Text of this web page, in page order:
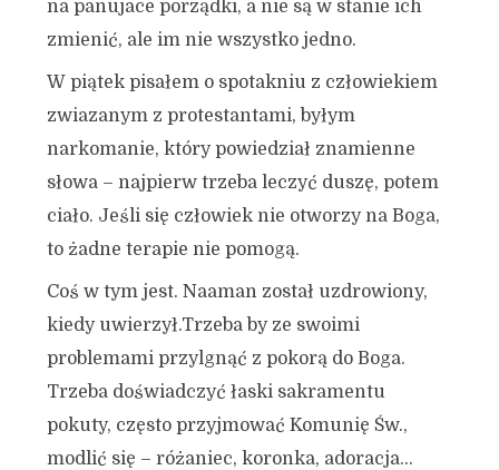
na panujace porządki, a nie są w stanie ich
zmienić, ale im nie wszystko jedno.
W piątek pisałem o spotakniu z człowiekiem
zwiazanym z protestantami, byłym
narkomanie, który powiedział znamienne
słowa – najpierw trzeba leczyć duszę, potem
ciało. Jeśli się człowiek nie otworzy na Boga,
to żadne terapie nie pomogą.
Coś w tym jest. Naaman został uzdrowiony,
kiedy uwierzył.Trzeba by ze swoimi
problemami przylgnąć z pokorą do Boga.
Trzeba doświadczyć łaski sakramentu
pokuty, często przyjmować Komunię Św.,
modlić się – różaniec, koronka, adoracja…